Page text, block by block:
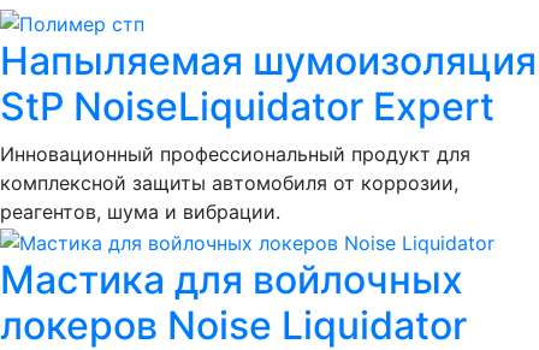
Напыляемая шумоизоляция
StP NoiseLiquidator Expert
Инновационный профессиональный продукт для
комплексной защиты автомобиля от коррозии,
реагентов, шума и вибрации.
Мастика для войлочных
локеров Noise Liquidator